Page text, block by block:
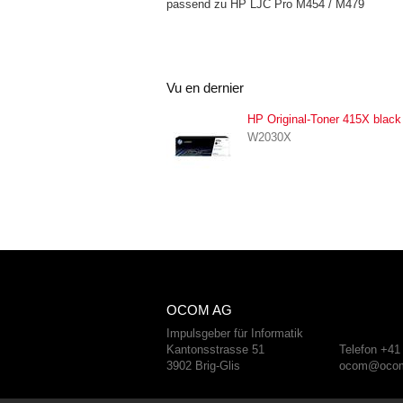
passend zu HP LJC Pro M454 / M479
Vu en dernier
HP Original-Toner 415X black
W2030X
OCOM AG
Impulsgeber für Informatik
Kantonsstrasse 51
3902 Brig-Glis
Telefon